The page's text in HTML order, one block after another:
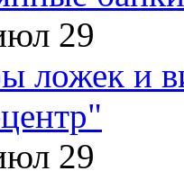
29
ложек и
29